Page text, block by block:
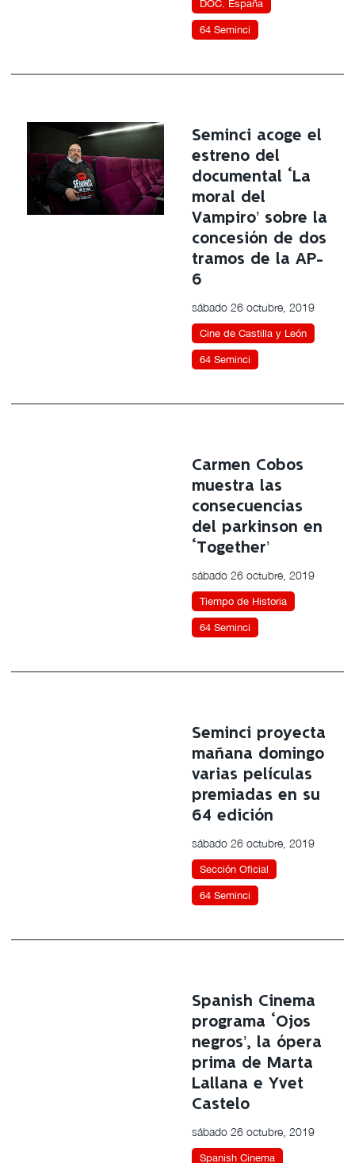
DOC. España
64 Seminci
Seminci acoge el
estreno del
documental ‘La
moral del
Vampiro’ sobre la
concesión de dos
tramos de la AP-
6
sábado 26 octubre, 2019
Cine de Castilla y León
64 Seminci
Carmen Cobos
muestra las
consecuencias
del parkinson en
‘Together’
sábado 26 octubre, 2019
Tiempo de Historia
64 Seminci
Seminci proyecta
mañana domingo
varias películas
premiadas en su
64 edición
sábado 26 octubre, 2019
Sección Oficial
64 Seminci
Spanish Cinema
programa ‘Ojos
negros’, la ópera
prima de Marta
Lallana e Yvet
Castelo
sábado 26 octubre, 2019
Spanish Cinema